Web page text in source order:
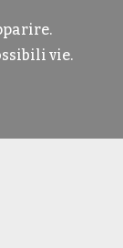
vie.